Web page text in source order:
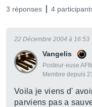
3 réponses 4
Vangelis
Posteur·euse
Membre depuis
22 Décembre 2004 à 16:53
Voila je viens d'
parviens pas a